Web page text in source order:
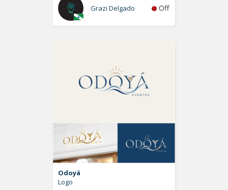
Grazi Delgado Off
Odoyá
Logo